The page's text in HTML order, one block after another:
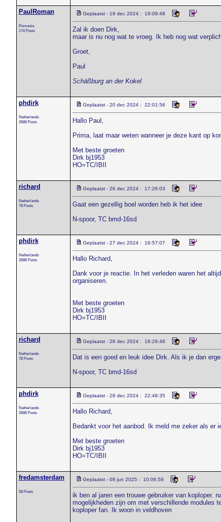
PaulRoman
Romania
174 Posts
Geplaatst - 19 dec 2024 : 19:09:48
Zal ik doen Dirk,
maar is nu nog wat te vroeg. Ik heb nog wat
Groet,
Paul
Schäßburg an der Kokel
phdirk
Netherlands
2688 Posts
Geplaatst - 20 dec 2024 : 22:01:56
Hallo Paul,
Prima, laat maar weten wanneer je deze kant op
Met beste groeten
Dirk bj1953
HO=TC/IBII
richard
Netherlands
78 Posts
Geplaatst - 26 dec 2024 : 17:26:03
Gaat een gezellig boel worden heb ik het idee
N-spoor, TC bmd-16sd
phdirk
Netherlands
2688 Posts
Geplaatst - 27 dec 2024 : 16:57:07
Hallo Richard,
Dank voor je reactie. In het verleden waren het
organiseren.
Met beste groeten
Dirk bj1953
HO=TC/IBII
richard
Netherlands
78 Posts
Geplaatst - 28 dec 2024 : 18:26:46
Dat is een goed en leuk idee Dirk. Als ik je dan
N-spoor, TC bmd-16sd
phdirk
Netherlands
2688 Posts
Geplaatst - 28 dec 2024 : 22:48:35
Hallo Richard,
Bedankt voor het aanbod. Ik meld me zeker als er
Met beste groeten
Dirk bj1953
HO=TC/IBII
fredamsterdam
58 Posts
Geplaatst - 08 jun 2025 : 10:06:58
ik ben al jaren een trouwe gebruiker van koploper.
mogelijkheden zijn om met verschillende modules
koploper fan. Ik woon in veldhoven